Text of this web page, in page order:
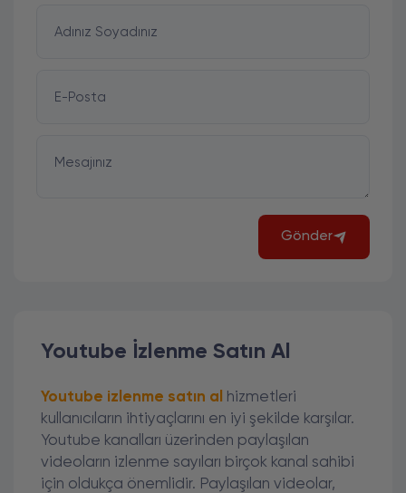
Adınız Soyadınız
E-Posta
Mesajınız
Gönder
Youtube İzlenme Satın Al
Youtube izlenme satın al
hizmetleri
kullanıcıların ihtiyaçlarını en iyi şekilde karşılar.
Youtube kanalları üzerinden paylaşılan
videoların izlenme sayıları birçok kanal sahibi
için oldukça önemlidir. Paylaşılan videolar,